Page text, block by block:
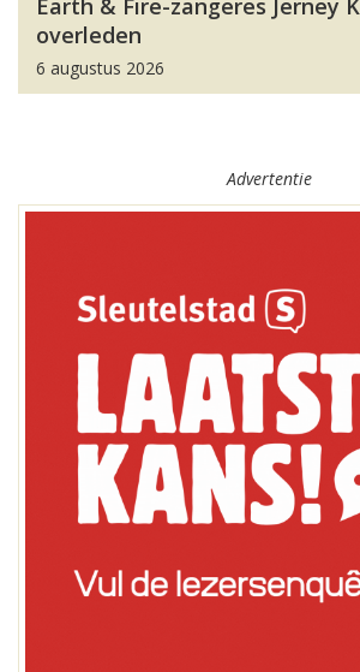
Earth & Fire-zangeres Jerney
overleden
6 augustus 2026
Advertentie